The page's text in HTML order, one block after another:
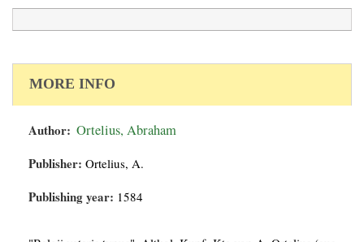
MORE INFO
Author: Ortelius, Abraham
Publisher: Ortelius, A.
Publishing year: 1584